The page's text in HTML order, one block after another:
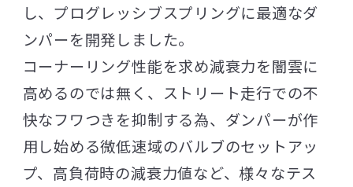
し、プログレッシブスプリングに最適なダ
ンパーを開発しました。
コーナーリング性能を求め減衰力を闇雲に
高めるのでは無く、ストリート走行での不
快なフワつきを抑制する為、ダンパーが作
用し始める微低速域のバルブのセットアッ
プ、高負荷時の減衰力値など、様々なテス